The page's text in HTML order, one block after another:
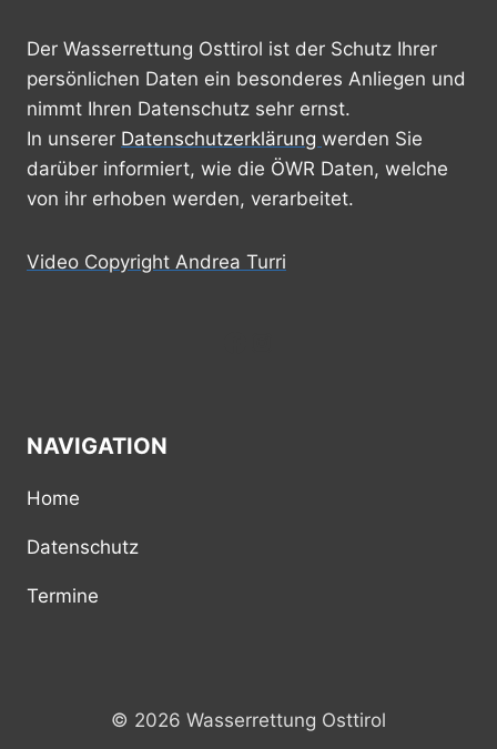
Der Wasserrettung Osttirol ist der Schutz Ihrer
persönlichen Daten ein besonderes Anliegen und
nimmt Ihren Datenschutz sehr ernst.
In unserer Datenschutzerklärung werden Sie
darüber informiert, wie die ÖWR Daten, welche
von ihr erhoben werden, verarbeitet.
Video Copyright Andrea Turri
NAVIGATION
Home
Datenschutz
Termine
© 2026 Wasserrettung Osttirol